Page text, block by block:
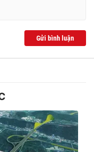
355 932
Gửi bình luận